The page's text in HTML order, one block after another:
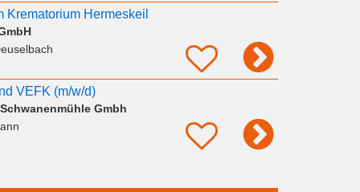
Krematorium Hermeskeil
VEFK (m/w/d)
Gmbh